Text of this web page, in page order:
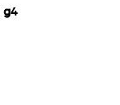
g4